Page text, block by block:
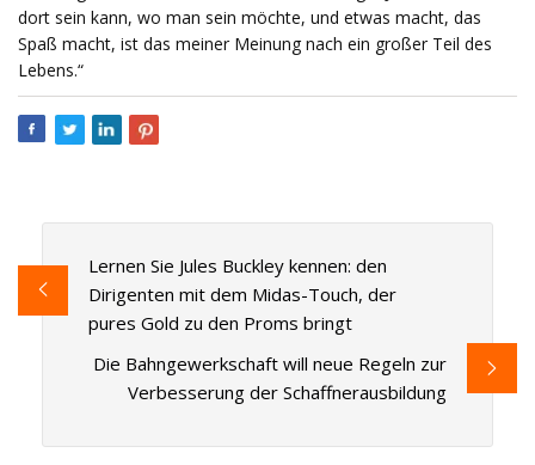
dort sein kann, wo man sein möchte, und etwas macht, das
Spaß macht, ist das meiner Meinung nach ein großer Teil des
Lebens.“
Lernen Sie Jules Buckley kennen: den
Dirigenten mit dem Midas-Touch, der
pures Gold zu den Proms bringt
Die Bahngewerkschaft will neue Regeln zur
Verbesserung der Schaffnerausbildung